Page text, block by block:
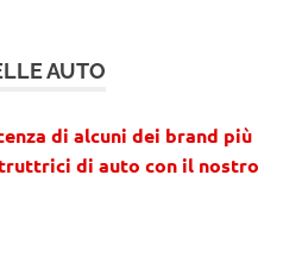
AUTO
di alcuni dei brand più
di auto con il nostro